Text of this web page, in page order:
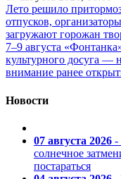
Лето решило
отпусков,
загружают горожан
7–9 августа
культурного досуга —
внимание ранее
Новости
07 августа 2026 -
солнечное
постараться